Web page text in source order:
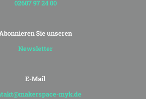
02607 97 24 00
Sie unseren
Newsletter
E-Mail
myk.de